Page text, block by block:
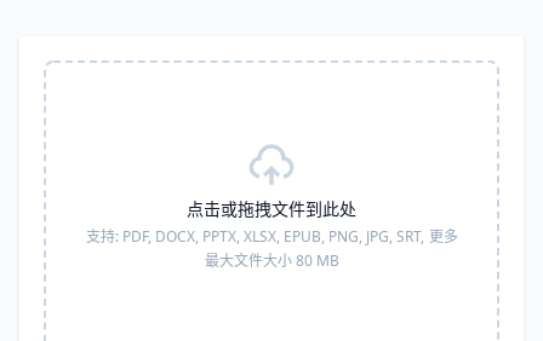
点击或拖拽文件到此处
支持: PDF, DOCX, PPTX, XLSX, EPUB, PNG, JPG, SRT, 更多
最大文件大小 80 MB